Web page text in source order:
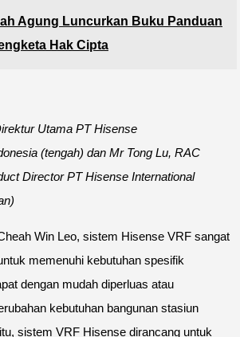
Agung Luncurkan Buku Panduan
Hak Cipta
Utama PT Hisense
(tengah) dan Mr Tong Lu, RAC
Director PT Hisense International
Win Leo, sistem Hisense VRF sangat
memenuhi kebutuhan spesifik
dengan mudah diperluas atau
kebutuhan bangunan stasiun
sistem VRF Hisense dirancang untuk